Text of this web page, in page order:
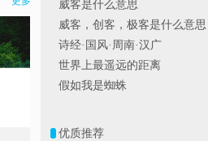
威客是什么意思
威客，创客，极客是什么意思
诗经·国风·周南·汉广
世界上最遥远的距离
假如我是蜘蛛
优质推荐